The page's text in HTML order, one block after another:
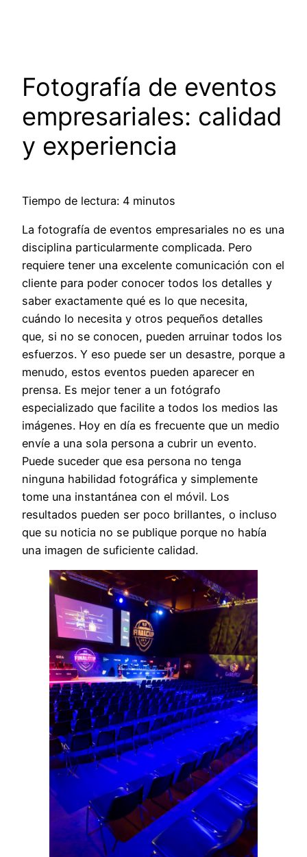
Fotografía de eventos
empresariales: calidad
y experiencia
Tiempo de lectura: 4 minutos
La fotografía de eventos empresariales no es una
disciplina particularmente complicada. Pero
requiere tener una excelente comunicación con el
cliente para poder conocer todos los detalles y
saber exactamente qué es lo que necesita,
cuándo lo necesita y otros pequeños detalles
que, si no se conocen, pueden arruinar todos los
esfuerzos. Y eso puede ser un desastre, porque a
menudo, estos eventos pueden aparecer en
prensa. Es mejor tener a un fotógrafo
especializado que facilite a todos los medios las
imágenes. Hoy en día es frecuente que un medio
envíe a una sola persona a cubrir un evento.
Puede suceder que esa persona no tenga
ninguna habilidad fotográfica y simplemente
tome una instantánea con el móvil. Los
resultados pueden ser poco brillantes, o incluso
que su noticia no se publique porque no había
una imagen de suficiente calidad.